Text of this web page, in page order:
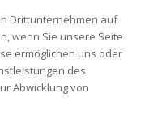
Drittunternehmen auf
wenn Sie unsere Seite
ermöglichen uns oder
des
Abwicklung von